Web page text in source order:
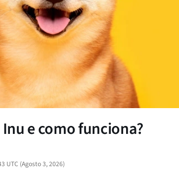
e como funciona?
UTC (Agosto 3, 2026)